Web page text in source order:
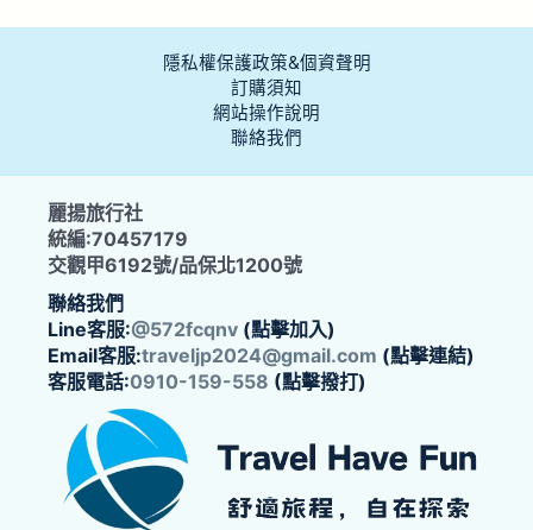
隱私權保護政策&個資聲明
訂購須知
網站操作說明
聯絡我們
麗揚旅行社
統編:70457179
交觀甲6192號/品保北1200號
聯絡我們
Line客服:@572fcqnv (點擊加入)
Email客服:traveljp2024@gmail.com (點擊連結)
客服電話:0910-159-558 (點擊撥打)